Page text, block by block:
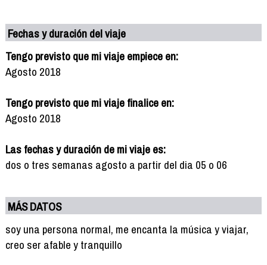
Fechas y duración del viaje
Tengo previsto que mi viaje empiece en:
Agosto 2018
Tengo previsto que mi viaje finalice en:
Agosto 2018
Las fechas y duración de mi viaje es:
dos o tres semanas agosto a partir del dia 05 o 06
MÁS DATOS
soy una persona normal, me encanta la música y viajar,
creo ser afable y tranquillo